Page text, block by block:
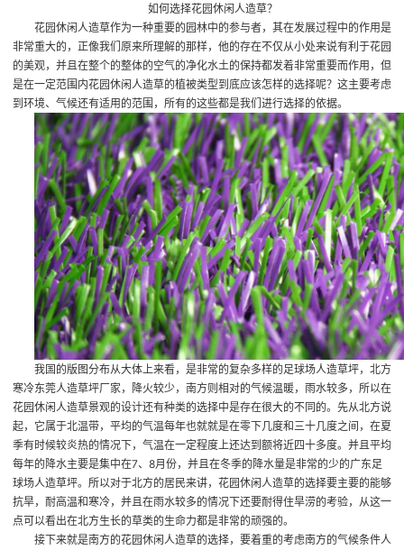
如何选择花园休闲人造草？
花园休闲人造草作为一种重要的园林中的参与者，其在发展过程中的作用是
非常重大的，正像我们原来所理解的那样，他的存在不仅从小处来说有利于花园
的美观，并且在整个的整体的空气的净化水土的保持都发着非常重要而作用，但
是在一定范围内花园休闲人造草的植被类型到底应该怎样的选择呢？这主要考虑
到环境、气候还有适用的范围，所有的这些都是我们进行选择的依据。
我国的版图分布从大体上来看，是非常的复杂多样的足球场人造草坪，北方
寒冷东莞人造草坪厂家 ，降火较少，南方则相对的气候温暖，雨水较多，所以在
花园休闲人造草景观的设计还有种类的选择中是存在很大的不同的。先从北方说
起，它属于北温带，平均的气温每年也就就是在零下几度和三十几度之间，在夏
季有时候较炎热的情况下，气温在一定程度上还达到额将近四十多度。并且平均
每年的降水主要是集中在7、8月份，并且在冬季的降水量是非常的少的广东足
球场人造草坪。所以对于北方的居民来讲，花园休闲人造草的选择要主要的能够
抗旱，耐高温和寒冷，并且在雨水较多的情况下还要耐得住旱涝的考验，从这一
点可以看出在北方生长的草类的生命力都是非常的顽强的。
接下来就是南方的花园休闲人造草的选择，要着重的考虑南方的气候条件人